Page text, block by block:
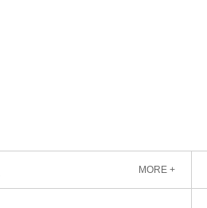
MORE +